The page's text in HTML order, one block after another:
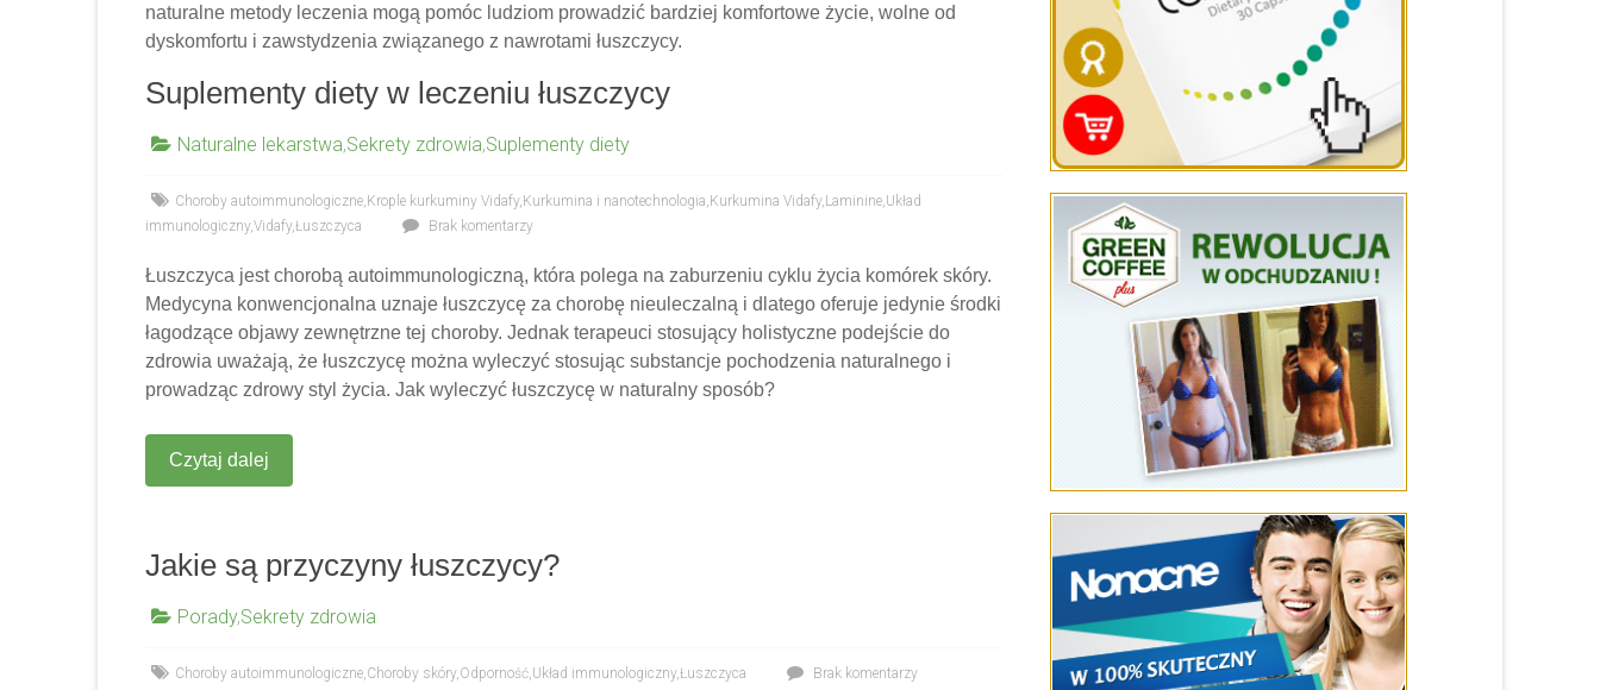
naturalne metody leczenia mogą pomóc ludziom prowadzić bardziej komfortowe życie, wolne od
dyskomfortu i zawstydzenia związanego z nawrotami łuszczycy.
Suplementy diety w leczeniu łuszczycy
Naturalne lekarstwa,Sekrety zdrowia,Suplementy diety
Choroby autoimmunologiczne, Krople kurkuminy Vidafy, Kurkumina i nanotechnologia, Kurkumina Vidafy, Laminine,Układ
immunologiczny,Vidafy,Łuszczyca Brak komentarzy
Łuszczyca jest chorobą autoimmunologiczną, która polega na zaburzeniu cyklu życia komórek skóry.
Medycyna konwencjonalna uznaje łuszczycę za chorobę nieuleczalną i dlatego oferuje jedynie środki
łagodzące objawy zewnętrzne tej choroby. Jednak terapeuci stosujący holistyczne podejście do
zdrowia uważają, że łuszczycę można wyleczyć stosując substancje pochodzenia naturalnego i
prowadząc zdrowy styl życia. Jak wyleczyć łuszczycę w naturalny sposób?
Czytaj dalej
Jakie są przyczyny łuszczycy?
Porady,Sekrety zdrowia
Choroby autoimmunologiczne,Choroby skóry,Odporność,Układ immunologiczny,Łuszczyca Brak komentarzy